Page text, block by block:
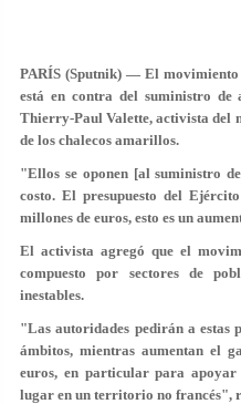
PARÍS (Sputnik) — El
está en contra del suministro
Thierry-Paul Valette, activista del
de los chalecos amarillos.
"Ellos se oponen [al suministro
costo. El presupuesto del
millones de euros, esto es un
El activista agregó que el
compuesto por sectores de
inestables.
"Las autoridades pedirán a estas
ámbitos, mientras aumentan el
euros, en particular para
lugar en un territorio no francés",